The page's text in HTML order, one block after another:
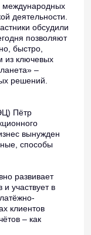
международных
деятельности.
обсудили
позволяют
быстро,
из ключевых
–
решений.
Пётр
вынужден
способы
развивает
участвует в
клиентов
– как